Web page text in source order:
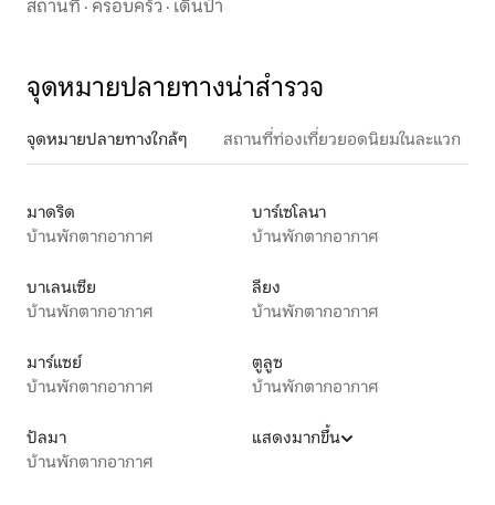
สถานที่ · ครอบครัว · เดินป่า
จุดหมายปลายทางน่าสำรวจ
จุดหมายปลายทางใกล้ๆ สถานที่ท่องเที่ยวยอดนิยมในละแวก
มาดริด
บ้านพักตากอากาศ
บาร์เซโลนา
บ้านพักตากอากาศ
บาเลนเซีย
บ้านพักตากอากาศ
ลียง
บ้านพักตากอากาศ
มาร์แซย์
บ้านพักตากอากาศ
ตูลูซ
บ้านพักตากอากาศ
ปัลมา
บ้านพักตากอากาศ
แสดงมากขึ้น